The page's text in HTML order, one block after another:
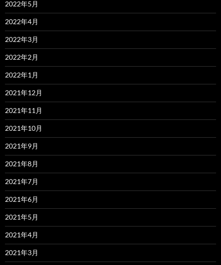
2022年5月
2022年4月
2022年3月
2022年2月
2022年1月
2021年12月
2021年11月
2021年10月
2021年9月
2021年8月
2021年7月
2021年6月
2021年5月
2021年4月
2021年3月